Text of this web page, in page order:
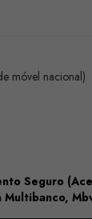
móvel nacional)
Seguro
Multibanco,